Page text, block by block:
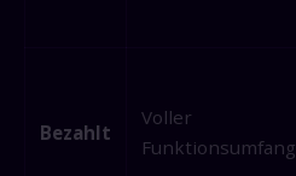
Bezahlt
Voller
Funktionsumfang